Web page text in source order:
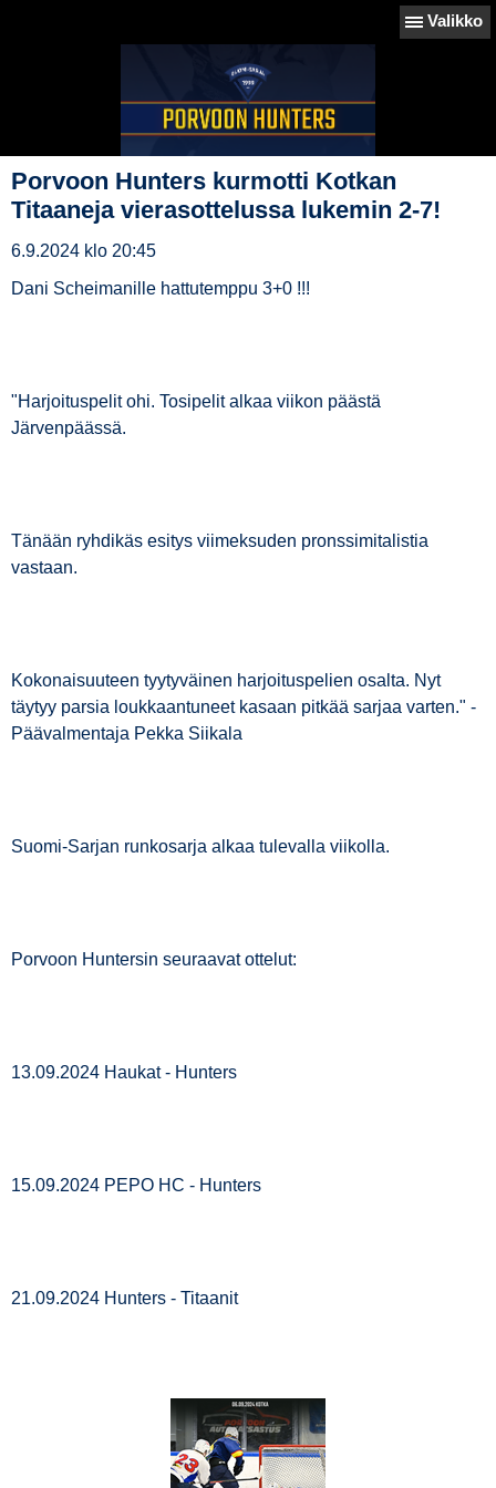
Valikko
Porvoon Hunters kurmotti Kotkan
Titaaneja vierasottelussa lukemin 2-7!
6.9.2024 klo 20:45
Dani Scheimanille hattutemppu 3+0 !!!
"Harjoituspelit ohi. Tosipelit alkaa viikon päästä
Järvenpäässä.
Tänään ryhdikäs esitys viimeksuden pronssimitalistia
vastaan.
Kokonaisuuteen tyytyväinen harjoituspelien osalta. Nyt
täytyy parsia loukkaantuneet kasaan pitkää sarjaa varten." -
Päävalmentaja Pekka Siikala
Suomi-Sarjan runkosarja alkaa tulevalla viikolla.
Porvoon Huntersin seuraavat ottelut:
13.09.2024 Haukat - Hunters
15.09.2024 PEPO HC - Hunters
21.09.2024 Hunters - Titaanit